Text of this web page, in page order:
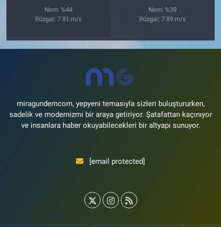
Nem: %44
Rüzgar: 7.81 m/s
Nem: %39
Rüzgar: 7.89 m/s
miragundemcom, yepyeni temasıyla sizleri buluştururken,
sadelik ve modernizmi bir araya getiriyor. Şatafattan kaçınıyor
ve insanlara haber okuyabilecekleri bir altyapı sunuyor.
[email protected]